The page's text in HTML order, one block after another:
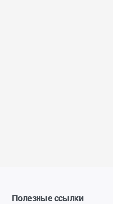
Полезные ссылки